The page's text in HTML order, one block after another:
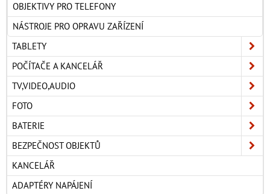
OBJEKTIVY PRO TELEFONY
NÁSTROJE PRO OPRAVU ZAŘÍZENÍ
TABLETY
POČÍTAČE A KANCELÁŘ
TV,VIDEO,AUDIO
FOTO
BATERIE
BEZPEČNOST OBJEKTŮ
KANCELÁŘ
ADAPTÉRY NAPÁJENÍ